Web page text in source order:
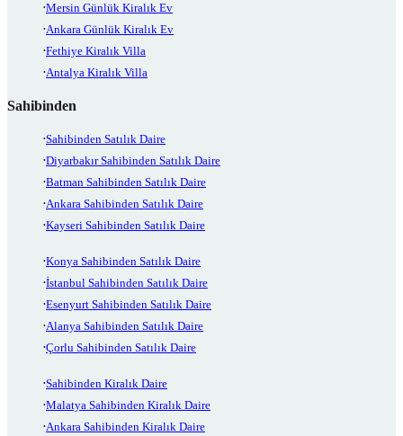
Mersin Günlük Kiralık Ev
Ankara Günlük Kiralık Ev
Fethiye Kiralık Villa
Antalya Kiralık Villa
Sahibinden
Sahibinden Satılık Daire
Diyarbakır Sahibinden Satılık Daire
Batman Sahibinden Satılık Daire
Ankara Sahibinden Satılık Daire
Kayseri Sahibinden Satılık Daire
Konya Sahibinden Satılık Daire
İstanbul Sahibinden Satılık Daire
Esenyurt Sahibinden Satılık Daire
Alanya Sahibinden Satılık Daire
Çorlu Sahibinden Satılık Daire
Sahibinden Kiralık Daire
Malatya Sahibinden Kiralık Daire
Ankara Sahibinden Kiralık Daire